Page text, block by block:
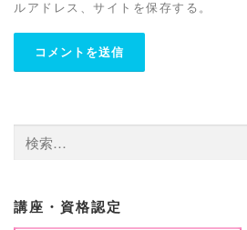
ルアドレス、サイトを保存する。
索:
講座・資格認定